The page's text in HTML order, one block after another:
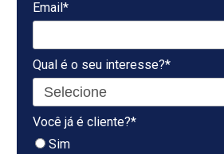
Email*
Qual é o seu interesse?*
Você já é cliente?*
Sim